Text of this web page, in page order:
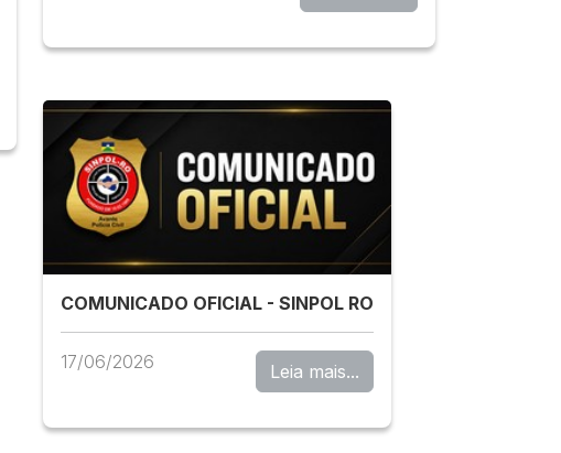
COMUNICADO OFICIAL - SINPOL RO
17/06/2026 Leia mais...